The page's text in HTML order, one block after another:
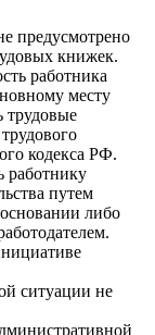
предусмотрено
книжек.
работника
месту
трудовые
кодекса РФ.
работнику
путем
либо
ситуации не